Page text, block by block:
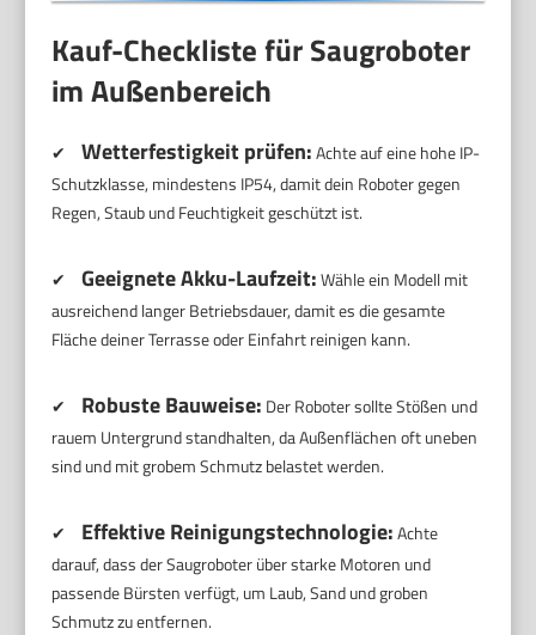
Kauf-Checkliste für Saugroboter
im Außenbereich
✔ Wetterfestigkeit prüfen:Achte auf eine hohe IP-
Schutzklasse, mindestens IP54, damit dein Roboter gegen
Regen, Staub und Feuchtigkeit geschützt ist.
✔ Geeignete Akku-Laufzeit:Wähle ein Modell mit
ausreichend langer Betriebsdauer, damit es die gesamte
Fläche deiner Terrasse oder Einfahrt reinigen kann.
✔ Robuste Bauweise: Der Roboter sollte Stößen und
rauem Untergrund standhalten, da Außenflächen oft uneben
sind und mit grobem Schmutz belastet werden.
✔ Effektive Reinigungstechnologie:Achte
darauf, dass der Saugroboter über starke Motoren und
passende Bürsten verfügt, um Laub, Sand und groben
Schmutz zu entfernen.